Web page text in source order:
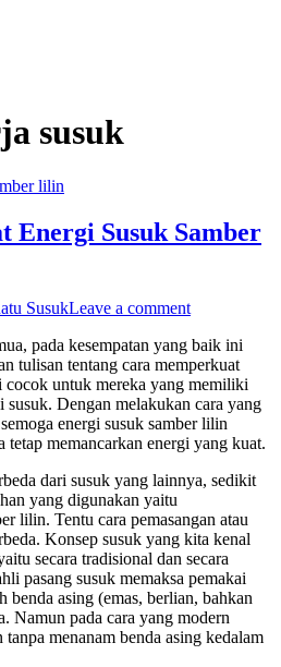
susuk
Energi Susuk Samber
SusukLeave a comment
pada kesempatan yang baik ini
tulisan tentang cara memperkuat
untuk mereka yang memiliki
susuk. Dengan melakukan cara yang
energi susuk samber lilin
tetap memancarkan energi yang kuat.
dari susuk yang lainnya, sedikit
yang digunakan yaitu
lilin. Tentu cara pemasangan atau
Konsep susuk yang kita kenal
secara tradisional dan secara
pasang susuk memaksa pemakai
benda asing (emas, berlian, bahkan
Namun pada cara yang modern
menanam benda asing kedalam